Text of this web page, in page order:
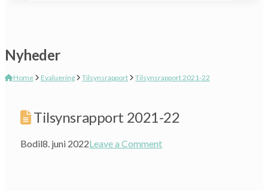
Nyheder
Home Evaluering Tilsynsrapport Tilsynsrapport 2021-22
Tilsynsrapport 2021-22
Bodil8. juni 2022Leave a Comment